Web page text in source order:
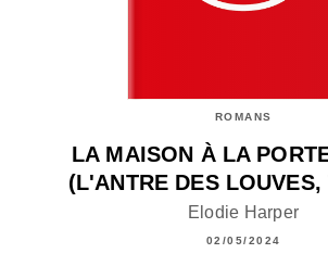
ROMANS
LA MAISON À LA
(L'ANTRE DES LOUVES,
Elodie Harper
02/05/2024